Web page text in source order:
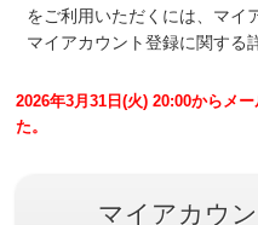
をご利用いただくには、マイ
マイアカウント登録に関する
2026年3月31日(火) 20:00からメ
た。
マイアカウ